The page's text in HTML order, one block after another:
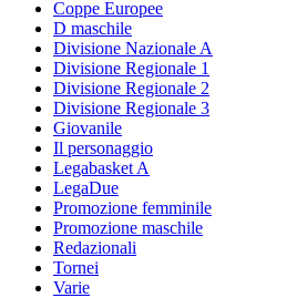
Coppe Europee
D maschile
Divisione Nazionale A
Divisione Regionale 1
Divisione Regionale 2
Divisione Regionale 3
Giovanile
Il personaggio
Legabasket A
LegaDue
Promozione femminile
Promozione maschile
Redazionali
Tornei
Varie